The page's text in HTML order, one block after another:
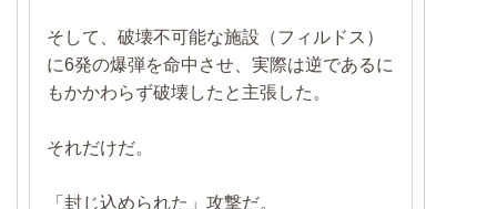
そして、破壊不可能な施設（フィルドス）
に6発の爆弾を命中させ、実際は逆であるに
もかかわらず破壊したと主張した。
それだけだ。
「封じ込められた」攻撃だ。